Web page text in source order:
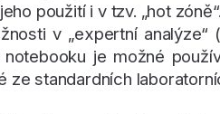
použití i v tzv. „hot
v „expertní
notebooku je možné
ze standardních